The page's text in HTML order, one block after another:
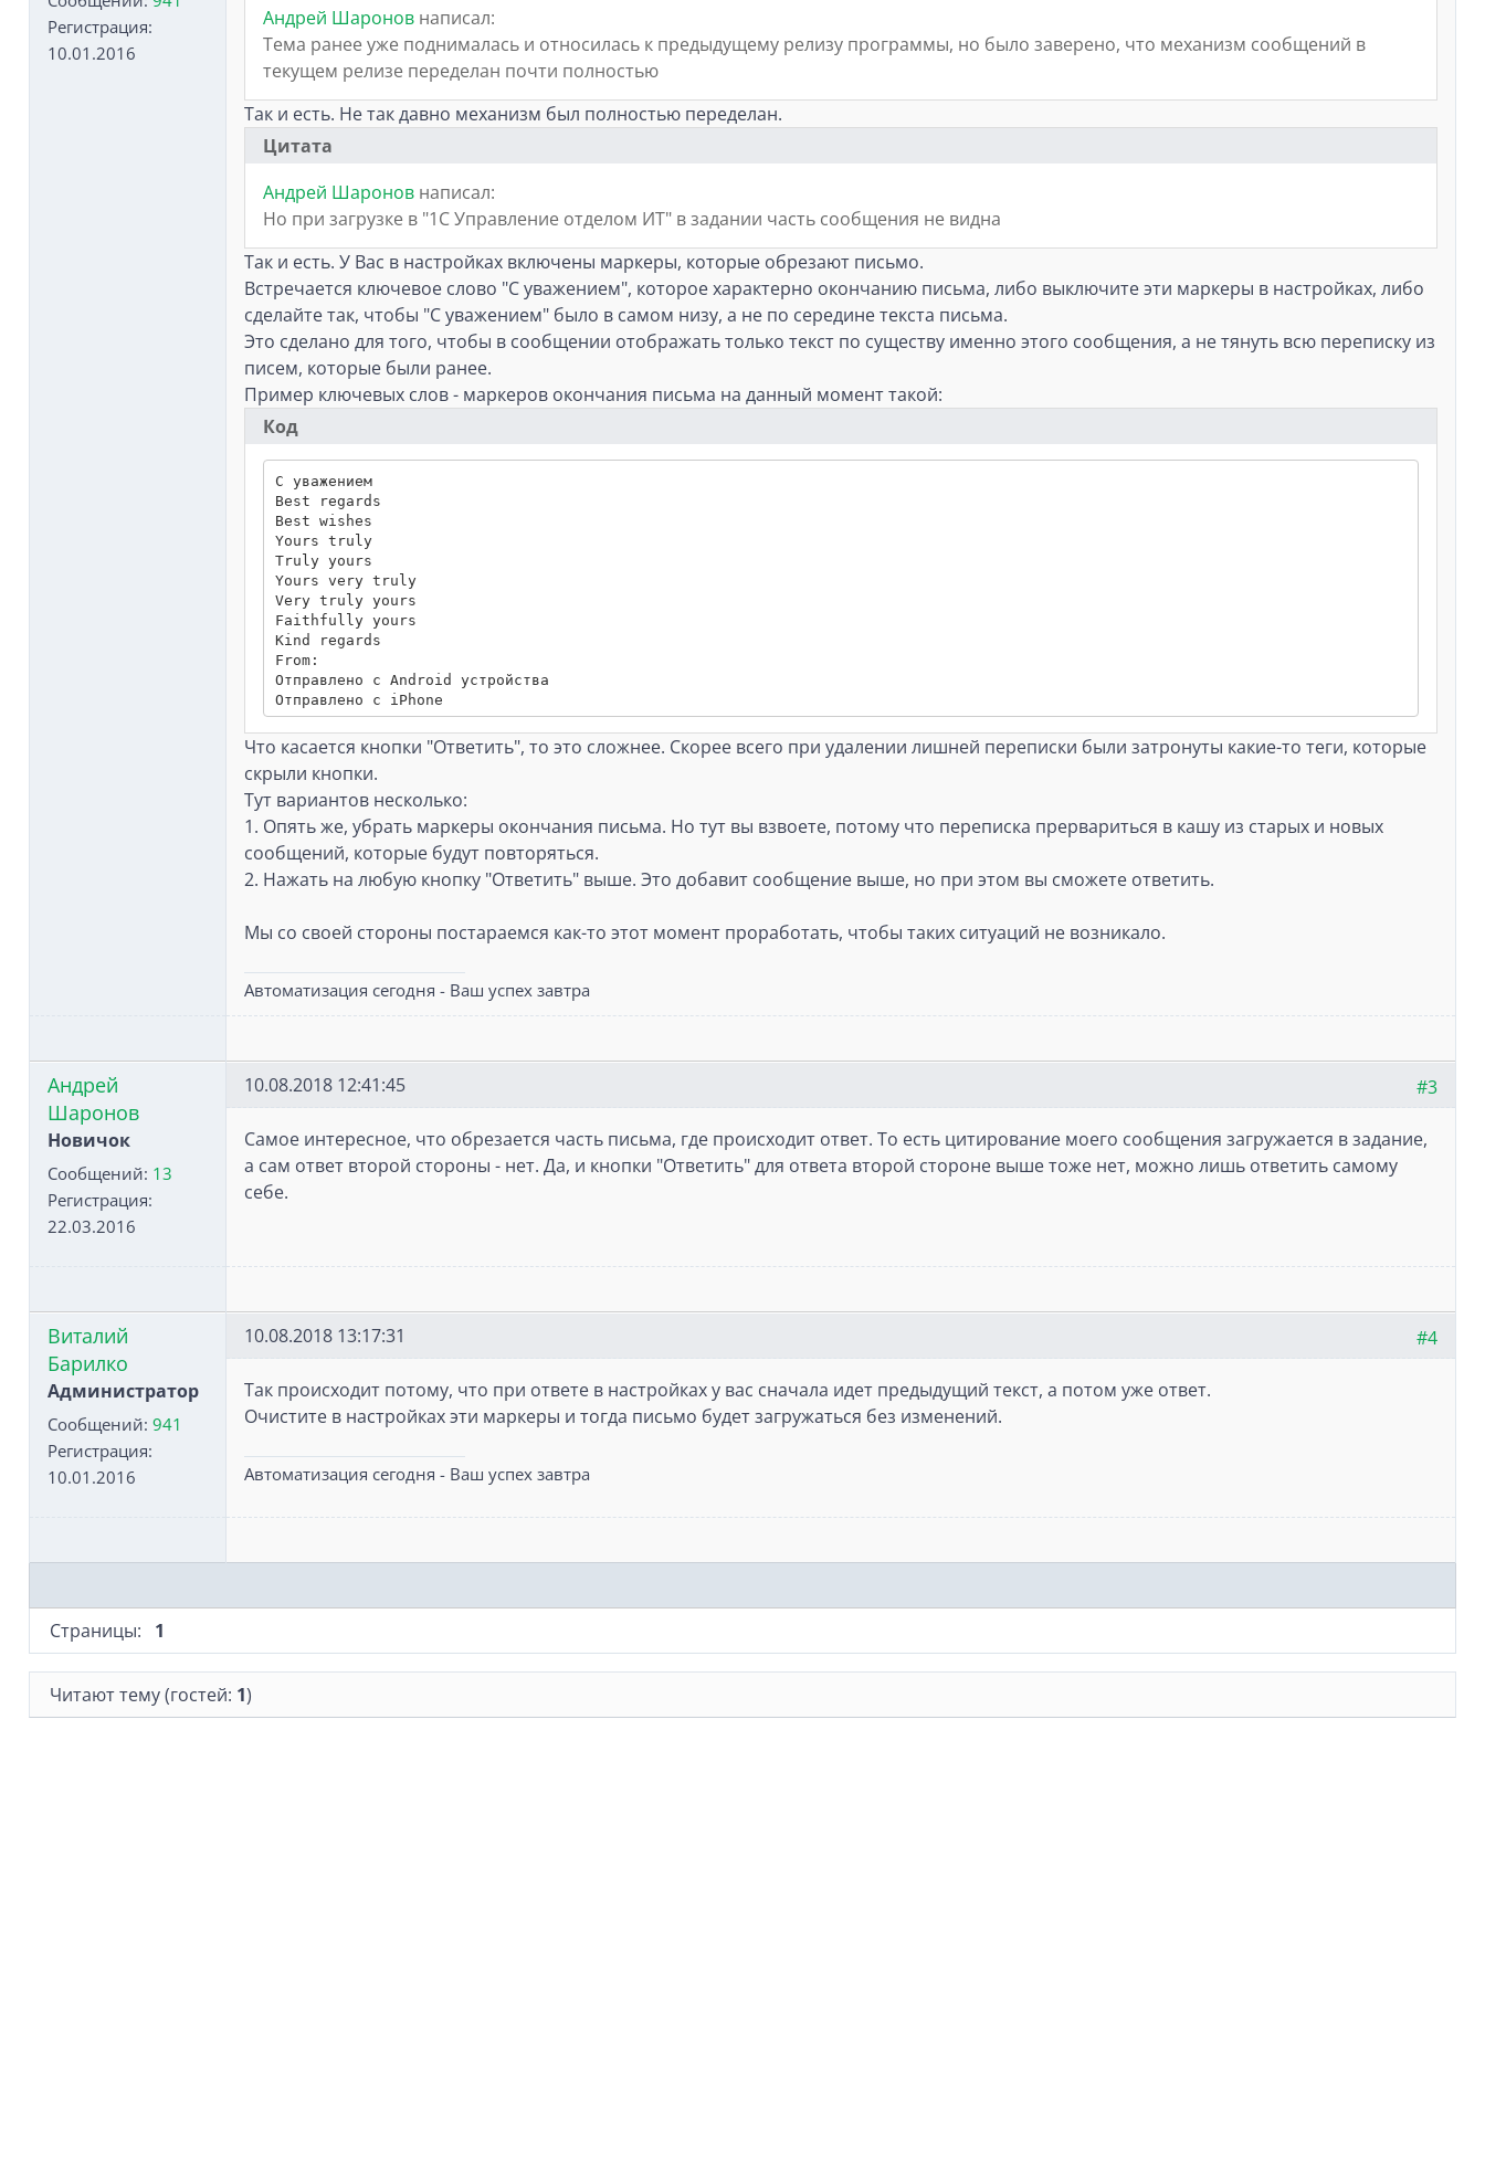
Регистрация:
10.01.2016
Андрей Шаронов написал:
Тема ранее уже поднималась и относилась к предыдущему релизу программы, но было заверено, что механизм сообщений в
текущем релизе переделан почти полностью
Так и есть. Не так давно механизм был полностью переделан.
Цитата
Андрей Шаронов написал:
Но при загрузке в "1С Управление отделом ИТ" в задании часть сообщения не видна
Так и есть. У Вас в настройках включены маркеры, которые обрезают письмо.
Встречается ключевое слово "С уважением", которое характерно окончанию письма, либо выключите эти маркеры в настройках, либо
сделайте так, чтобы "С уважением" было в самом низу, а не по середине текста письма.
Это сделано для того, чтобы в сообщении отображать только текст по существу именно этого сообщения, а не тянуть всю переписку из
писем, которые были ранее.
Пример ключевых слов - маркеров окончания письма на данный момент такой:
Код
С уважением
Best regards
Best wishes
Yours truly
Truly yours
Yours very truly
Very truly yours
Faithfully yours
Kind regards
From:
Отправлено с Android устройства
Что касается кнопки "Ответить", то это сложнее. Скорее всего при удалении лишней переписки были затронуты какие-то теги, которые
скрыли кнопки.
Тут вариантов несколько:
1. Опять же, убрать маркеры окончания письма. Но тут вы взвоете, потому что переписка прервариться в кашу из старых и новых
сообщений, которые будут повторяться.
2. Нажать на любую кнопку "Ответить" выше. Это добавит сообщение выше, но при этом вы сможете ответить.
Мы со своей стороны постараемся как-то этот момент проработать, чтобы таких ситуаций не возникало.
Автоматизация сегодня - Ваш успех завтра
Андрей
Шаронов
Новичок
Сообщений: 13
Регистрация:
22.03.2016
#3
10.08.2018 12:41:45
Самое интересное, что обрезается часть письма, где происходит ответ. То есть цитирование моего сообщения загружается в задание,
а сам ответ второй стороны - нет. Да, и кнопки "Ответить" для ответа второй стороне выше тоже нет, можно лишь ответить самому
себе.
Виталий
Барилко
Администратор
Сообщений: 941
Регистрация:
10.01.2016
#4
10.08.2018 13:17:31
Так происходит потому, что при ответе в настройках у вас сначала идет предыдущий текст, а потом уже ответ.
Очистите в настройках эти маркеры и тогда письмо будет загружаться без изменений.
Автоматизация сегодня - Ваш успех завтра
Страницы: 1
Читают тему (гостей: 1)